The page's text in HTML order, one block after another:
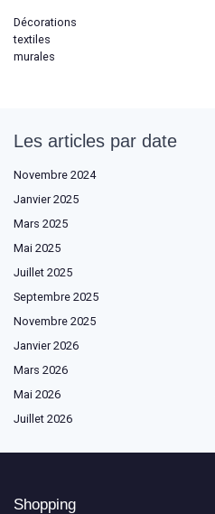
Décorations
textiles
murales
Les articles par date
Novembre 2024
Janvier 2025
Mars 2025
Mai 2025
Juillet 2025
Septembre 2025
Novembre 2025
Janvier 2026
Mars 2026
Mai 2026
Juillet 2026
Shopping